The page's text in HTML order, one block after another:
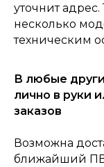
уточнит
несколько
техническим
В любые
лично в руки
заказов
Возможна
ближайший